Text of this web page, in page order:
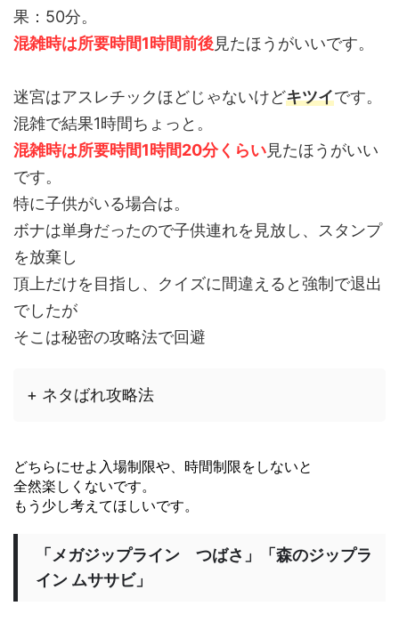
果：50分。
混雑時は所要時間1時間前後見たほうがいいです。
迷宮はアスレチックほどじゃないけどキツイです。
混雑で結果1時間ちょっと。
混雑時は所要時間1時間20分くらい見たほうがいい
です。
特に子供がいる場合は。
ボナは単身だったので子供連れを見放し、スタンプ
を放棄し
頂上だけを目指し、クイズに間違えると強制で退出
でしたが
そこは秘密の攻略法で回避
+ ネタばれ攻略法
どちらにせよ入場制限や、時間制限をしないと
全然楽しくないです。
もう少し考えてほしいです。
「メガジップライン つばさ」「森のジップラ
イン ムササビ」